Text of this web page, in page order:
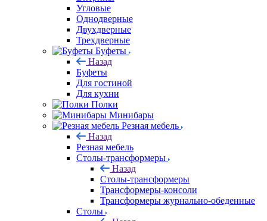
Угловые
Однодверные
Двухдверные
Трехдверные
Буфеты
Назад
Буфеты
Для гостиной
Для кухни
Полки
Минибары
Резная мебель
Назад
Резная мебель
Столы-трансформеры
Назад
Столы-трансформеры
Трансформеры-консоли
Трансформеры журнально-обеденные
Столы